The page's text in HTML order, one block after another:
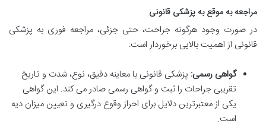
مراجعه به موقع به پزشکی قانونی
در صورت وجود هرگونه جراحت، حتی جزئی، مراجعه فوری به پزشکی
قانونی از اهمیت بالایی برخوردار است:
گواهی رسمی: پزشکی قانونی با معاینه دقیق، نوع، شدت و تاریخ
تقریبی جراحات را ثبت و گواهی رسمی صادر می کند. این گواهی
یکی از معتبرترین دلایل برای احراز وقوع درگیری و تعیین میزان دیه
است.